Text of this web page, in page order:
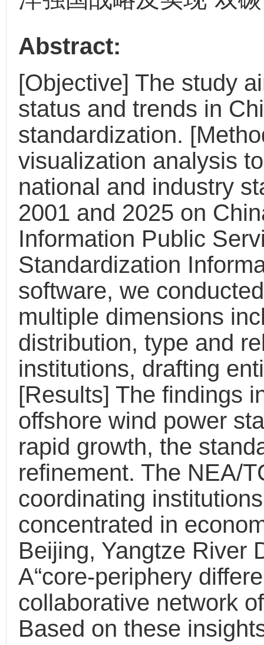
Abstract:
[Objective] The study
status and trends in
standardization.
visualization analysis
national and industry
2001 and 2025 on
Information Public
Standardization
software, we
multiple dimensions
distribution, type and
institutions, drafting
[Results] The findings
offshore wind power
rapid growth, the
refinement. The NEA/
coordinating
concentrated in
Beijing, Yangtze River
A“core-periphery
collaborative network
Based on these